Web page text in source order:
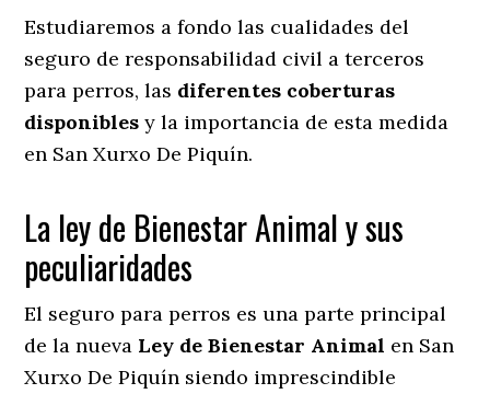
Estudiaremos a fondo las cualidades del
seguro de responsabilidad civil a terceros
para perros, las diferentes coberturas
disponibles y la importancia de esta medida
en San Xurxo De Piquín.
La ley de Bienestar Animal y sus
peculiaridades
El seguro para perros es una parte principal
de la nueva Ley de Bienestar Animal en San
Xurxo De Piquín siendo imprescindible